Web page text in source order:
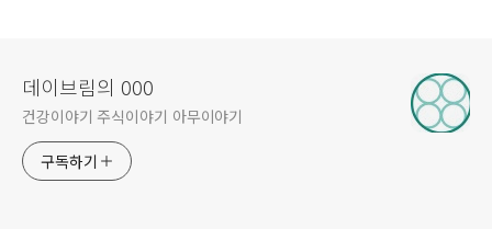
데이브림의 000
건강이야기 주식이야기 아무이야기
구독하기